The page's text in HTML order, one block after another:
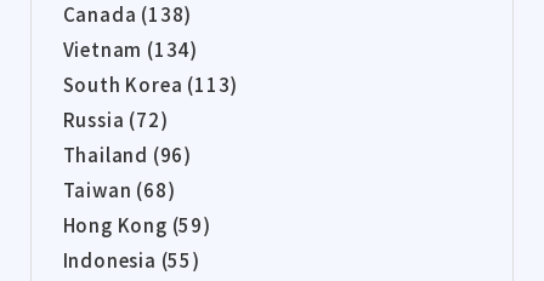
Canada (138)
Vietnam (134)
South Korea (113)
Russia (72)
Thailand (96)
Taiwan (68)
Hong Kong (59)
Indonesia (55)